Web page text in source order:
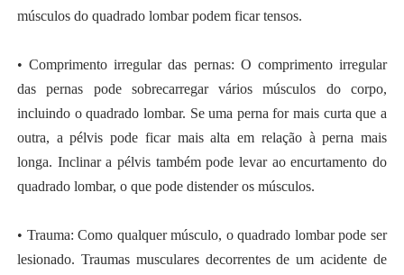
músculos do quadrado lombar podem ficar tensos.
• Comprimento irregular das pernas: O comprimento irregular
das pernas pode sobrecarregar vários músculos do corpo,
incluindo o quadrado lombar. Se uma perna for mais curta que a
outra, a pélvis pode ficar mais alta em relação à perna mais
longa. Inclinar a pélvis também pode levar ao encurtamento do
quadrado lombar, o que pode distender os músculos.
• Trauma: Como qualquer músculo, o quadrado lombar pode ser
lesionado. Traumas musculares decorrentes de um acidente de